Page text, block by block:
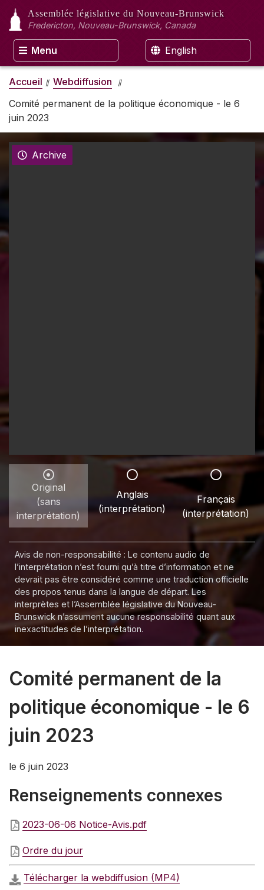
Assemblée législative du Nouveau-Brunswick
Fredericton, Nouveau-Brunswick, Canada
Menu English
Accueil
Webdiffusion
Comité permanent de la politique économique - le 6
juin 2023
Archive
Original
(sans
interprétation)
Anglais
(interprétation)
Français
(interprétation)
Avis de non-responsabilité : Le contenu audio de
l’interprétation n’est fourni qu’à titre d’information et ne
devrait pas être considéré comme une traduction officielle
des propos tenus dans la langue de départ. Les
interprètes et l’Assemblée législative du Nouveau-
Brunswick n’assument aucune responsabilité quant aux
inexactitudes de l’interprétation.
Comité permanent de la
politique économique - le 6
juin 2023
le 6 juin 2023
Renseignements connexes
2023-06-06 Notice-Avis.pdf
Ordre du jour
Télécharger la webdiffusion (MP4)